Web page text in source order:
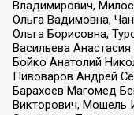
Владимирович,
Ольга Вадимовна,
Ольга Борисовна,
Васильева
Бойко Анатолий
Пивоваров Андрей
Барахоев Магомед
Викторович, Мошель